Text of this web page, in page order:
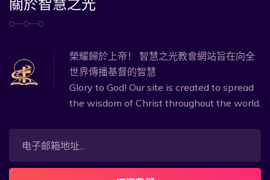
關於智慧之光
榮耀歸於上帝！ 智慧之光教會網站旨在向全
世界傳播基督的智慧
Glory to God! Our site is created to spread
the wisdom of Christ throughout the world.